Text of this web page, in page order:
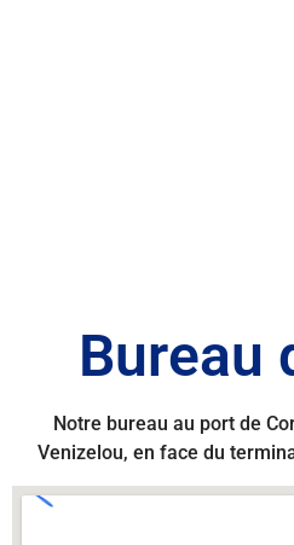
Bureau
Notre bureau au port de
Venizelou, en face du